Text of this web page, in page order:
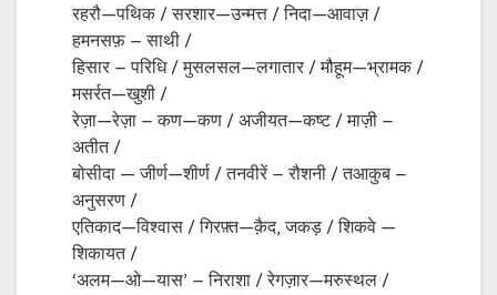
रहरौ—पथिक / सरशार—उन्मत्त / निदा—आवाज़ /
हमनसफ़ – साथी /
हिसार – परिधि / मुसलसल—लगातार / मौहूम—भ्रामक /
मसर्रत—खुशी /
रेज़ा—रेज़ा – कण—कण / अजीयत—कष्ट / माज़ी –
अतीत /
बोसीदा — जीर्ण—शीर्ण / तनवीरें – रौशनी / तआकुब –
अनुसरण /
एतिकाद—विश्वास / गिरफ़्त—क़ैद, जकड़ / शिकवे —
शिकायत /
‘अलम—ओ—यास’ – निराशा / रेगज़ार—मरुस्थल /